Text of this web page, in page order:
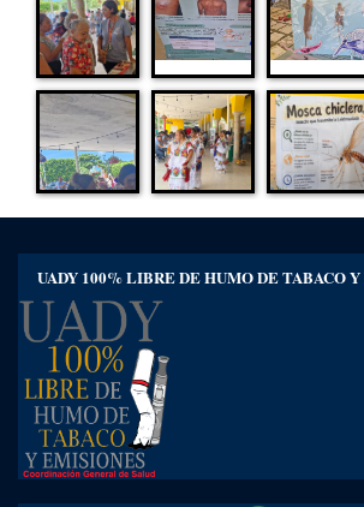
UADY 100% LIBRE DE HUMO DE TABACO